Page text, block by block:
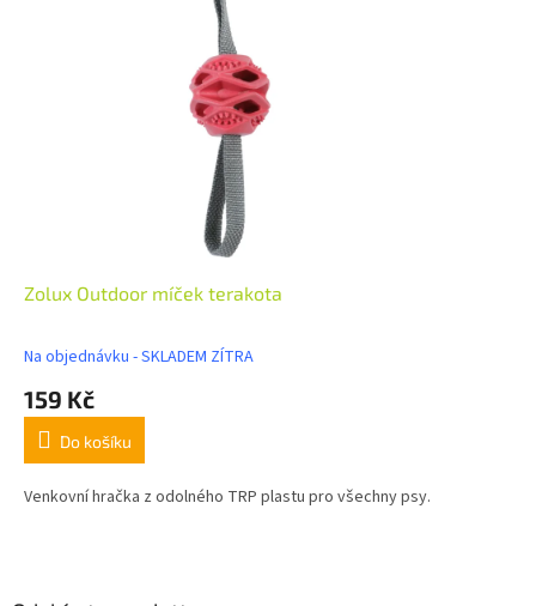
Zolux Outdoor míček terakota
Na objednávku - SKLADEM ZÍTRA
159 Kč
Do košíku
Venkovní hračka z odolného TRP plastu pro všechny psy.